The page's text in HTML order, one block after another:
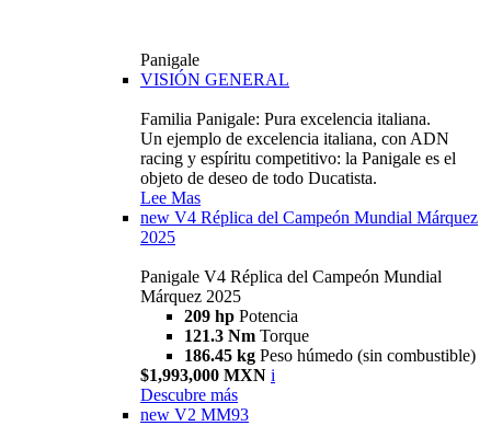
Panigale
VISIÓN GENERAL
Familia Panigale: Pura excelencia italiana.
Un ejemplo de excelencia italiana, con ADN
racing y espíritu competitivo: la Panigale es el
objeto de deseo de todo Ducatista.
Lee Mas
new V4 Réplica del Campeón Mundial Márquez
2025
Panigale V4 Réplica del Campeón Mundial
Márquez 2025
209 hp Potencia
121.3 Nm Torque
186.45 kg Peso húmedo (sin combustible)
$1,993,000 MXN i
Descubre más
new V2 MM93